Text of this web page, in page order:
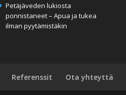
Petäjäveden lukiosta
ponnistaneet – Apua ja tukea
ilman pyytämistäkin
Referenssit Ota yhteyttä